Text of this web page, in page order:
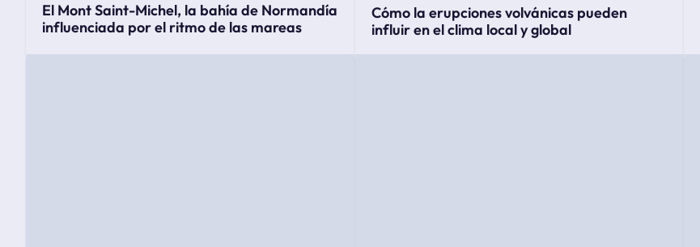
El Mont Saint-Michel, la bahía de Normandía
influenciada por el ritmo de las mareas
Cómo la erupciones volvánicas pueden
influir en el clima local y global